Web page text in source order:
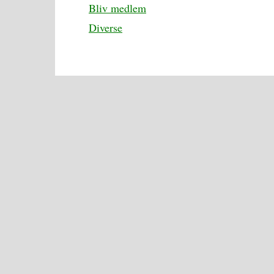
Bliv medlem
Diverse